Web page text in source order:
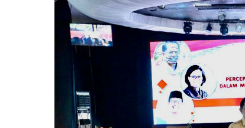
Otomotif & Tekno